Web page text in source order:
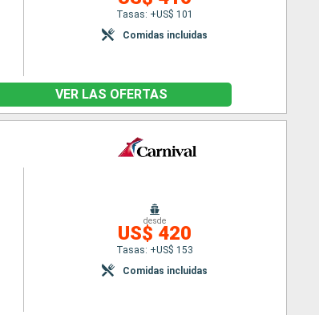
Tasas: +US$ 101
Comidas incluidas
VER LAS OFERTAS
desde
US$ 420
Tasas: +US$ 153
Comidas incluidas